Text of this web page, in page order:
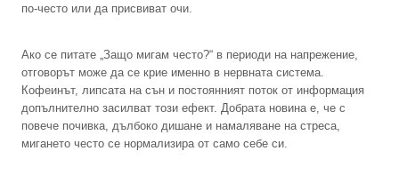
по-често или да присвиват очи.
Ако се питате „Защо мигам често?“ в периоди на напрежение,
отговорът може да се крие именно в нервната система.
Кофеинът, липсата на сън и постоянният поток от информация
допълнително засилват този ефект. Добрата новина е, че с
повече почивка, дълбоко дишане и намаляване на стреса,
мигането често се нормализира от само себе си.